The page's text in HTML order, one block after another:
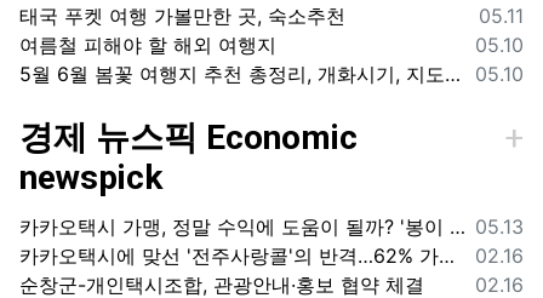
등록일
05.11
태국 푸켓 여행 가볼만한 곳, 숙소추천
등록일
05.10
여름철 피해야 할 해외 여행지
등록일
05.10
5월 6월 봄꽃 여행지 추천 총정리, 개화시기, 지도공유
경제 뉴스픽 Economic
newspick
등록일
05.13
카카오택시 가맹, 정말 수익에 도움이 될까? '봉이 김선달'식 수수료의 진실
등록일
02.16
카카오택시에 맞선 '전주사랑콜'의 반격…62% 가입해 순항
등록일
02.16
순창군-개인택시조합, 관광안내·홍보 협약 체결